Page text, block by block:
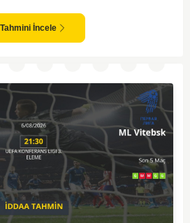
görünüyor. İki takım arasındaki kalite
Lugano galibiyete yakın olan taraftır.
Tahmini İncele